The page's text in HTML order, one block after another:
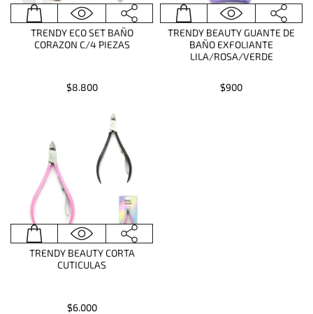
TRENDY ECO SET BAÑO
CORAZON C/4 PIEZAS
$8.800
TRENDY BEAUTY GUANTE DE
BAÑO EXFOLIANTE
LILA/ROSA/VERDE
$900
TRENDY BEAUTY CORTA
CUTICULAS
$6.000